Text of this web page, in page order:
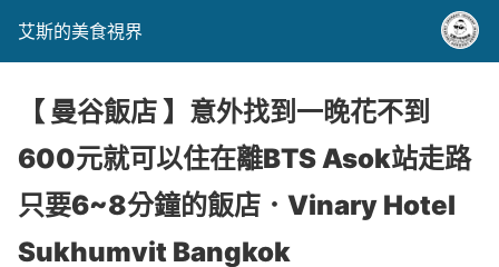
艾斯的美食視界
【 曼谷飯店 】意外找到一晚花不到
600元就可以住在離BTS Asok站走路
只要6~8分鐘的飯店．Vinary Hotel
Sukhumvit Bangkok